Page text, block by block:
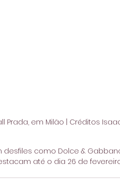
Prada, em Milão | Créditos
como Dolce &
até o dia 26 de